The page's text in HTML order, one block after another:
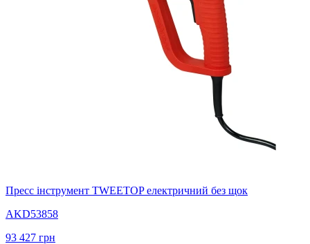
Пресс інструмент TWEETOP електричний без щок
AKD53858
93 427 грн